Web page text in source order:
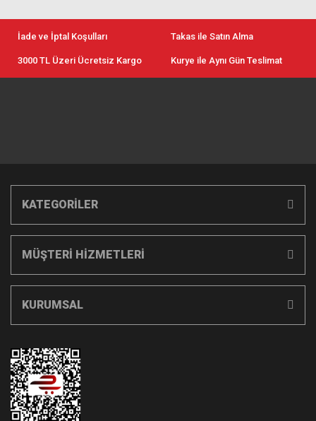
İade ve İptal Koşulları Takas ile Satın Alma
3000 TL Üzeri Ücretsiz Kargo Kurye ile Aynı Gün Teslimat
KATEGORİLER
MÜŞTERİ HİZMETLERİ
KURUMSAL